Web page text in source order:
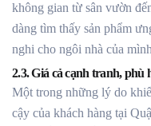
không gian từ sân vườn
dàng tìm thấy sản phẩm
nghi cho ngôi nhà của
2.3. Giá cả cạnh tranh, phù
Một trong những lý do
cậy của khách hàng tại